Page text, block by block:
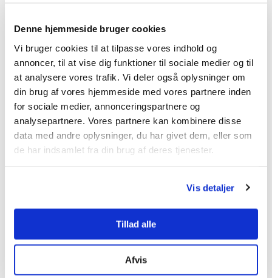
Denne hjemmeside bruger cookies
Vi bruger cookies til at tilpasse vores indhold og
annoncer, til at vise dig funktioner til sociale medier og til
at analysere vores trafik. Vi deler også oplysninger om
din brug af vores hjemmeside med vores partnere inden
for sociale medier, annonceringspartnere og
analysepartnere. Vores partnere kan kombinere disse
data med andre oplysninger, du har givet dem, eller som
de har indsamlet fra din brug af deres tjenester.
Vis detaljer
Tillad alle
Afvis
have erhvervsforsikring
Det kan være forbundet med store konsekvenser, hvis
der sker noget uforudset i virksomheden. Med
erhvervsforsikringer, kan virksomhedens økonomiske
som en virksomhed kan have brug for i forbindelse
med den daglige drift. Det er meget vigtigt at forsikre
hele virksomhedens værdier og skader som
virksomheden eller produktet forårsager.